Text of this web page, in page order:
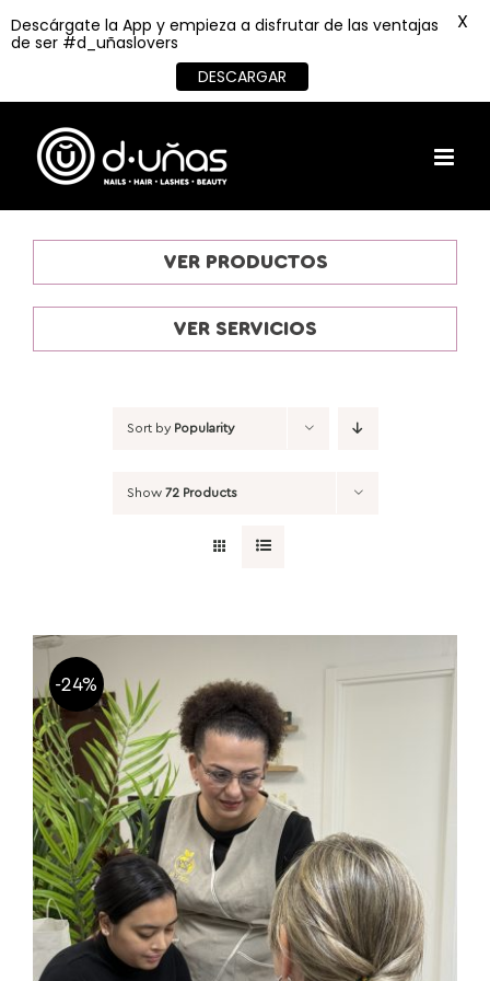
content
VER PRODUCTOS
VER SERVICIOS
Sort by Popularity
Show 72 Products
-24%
Descárgate la App y empieza a disfrutar de las ventajas
de ser #d_uñaslovers
DESCARGAR
X